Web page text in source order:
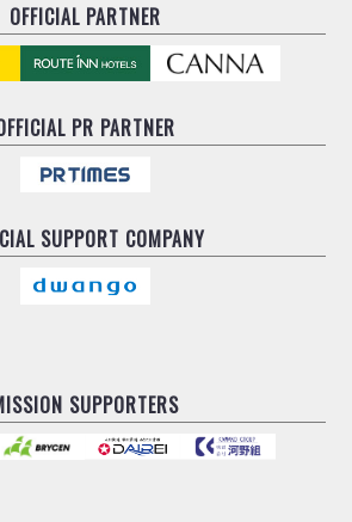
OFFICIAL PARTNER
PR PARTNER
SUPPORT COMPANY
SUPPORTERS